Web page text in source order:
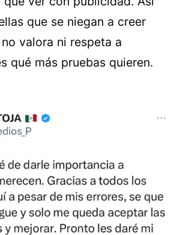
que se niegan a creer
valora ni respeta a
qué más pruebas quieren.